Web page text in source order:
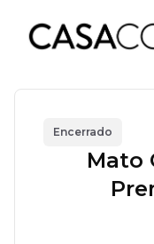
Encerrado
Mato